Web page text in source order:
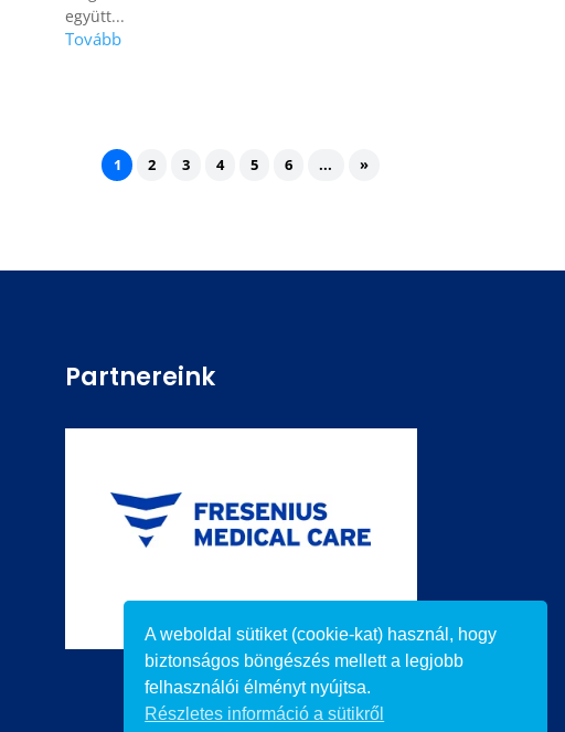
együtt...
1 2 3 4 5 6 ... »
Partnereink
A weboldal sütiket (cookie-kat) használ, hogy
biztonságos böngészés mellett a legjobb
felhasználói élményt nyújtsa.
Részletes információ a sütikről